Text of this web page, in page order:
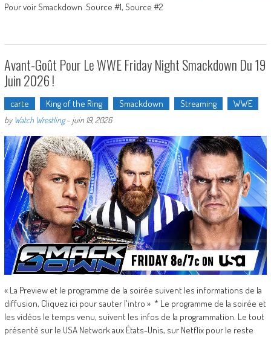
Pour voir Smackdown :Source #1, Source #2
Avant-Goût Pour Le WWE Friday Night Smackdown Du 19
Juin 2026 !
carte King of the Ring Smackdown Streaming WWE
by Watch Wrestling- juin 19, 2026
« La Preview et le programme de la soirée suivent les informations de la
diffusion, Cliquez ici pour sauter l'intro » * Le programme de la soirée et
les vidéos le temps venu, suivent les infos de la programmation. Le tout
présenté sur le USA Network aux États-Unis, sur Netflix pour le reste